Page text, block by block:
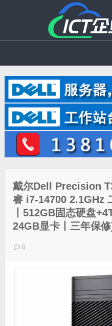
戴尔Dell Precision
睿 i7-14700 2.1GHz
丨512GB固态硬盘
24GB显卡丨三年保
0